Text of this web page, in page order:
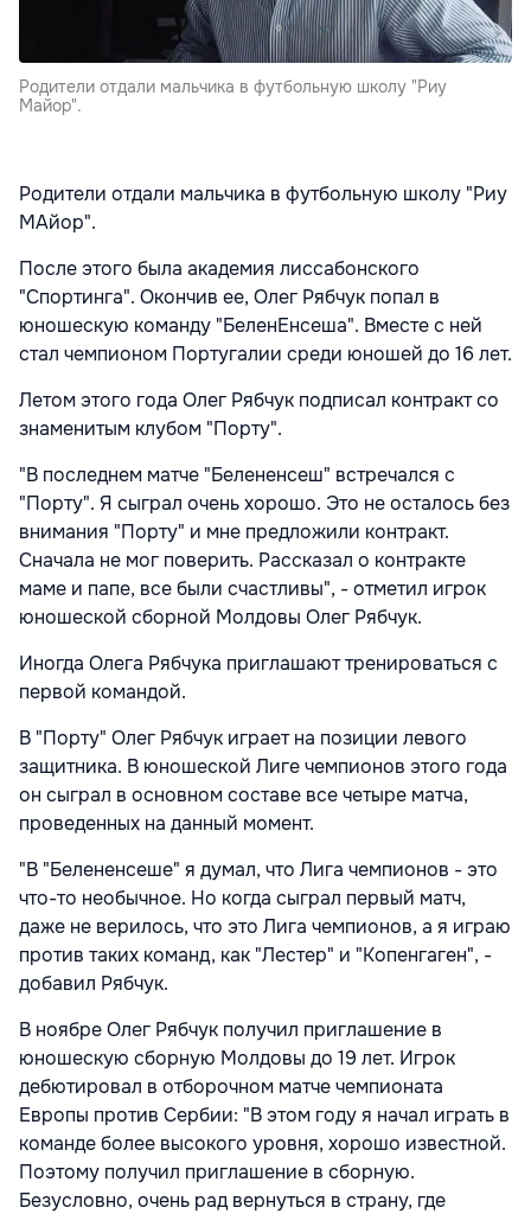
Родители отдали мальчика в футбольную школу "Риу
Майор".
Родители отдали мальчика в футбольную школу "Риу
МАйор".
После этого была академия лиссабонского
"Спортинга". Окончив ее, Олег Рябчук попал в
юношескую команду "БеленЕнсеша". Вместе с ней
стал чемпионом Португалии среди юношей до 16 лет.
Летом этого года Олег Рябчук подписал контракт со
знаменитым клубом "Порту".
"В последнем матче "Белененсеш" встречался с
"Порту". Я сыграл очень хорошо. Это не осталось без
внимания "Порту" и мне предложили контракт.
Сначала не мог поверить. Рассказал о контракте
маме и папе, все были счастливы", - отметил игрок
юношеской сборной Молдовы Олег Рябчук.
Иногда Олега Рябчука приглашают тренироваться с
первой командой.
В "Порту" Олег Рябчук играет на позиции левого
защитника. В юношеской Лиге чемпионов этого года
он сыграл в основном составе все четыре матча,
проведенных на данный момент.
"В "Белененсеше" я думал, что Лига чемпионов - это
что-то необычное. Но когда сыграл первый матч,
даже не верилось, что это Лига чемпионов, а я играю
против таких команд, как "Лестер" и "Копенгаген", -
добавил Рябчук.
В ноябре Олег Рябчук получил приглашение в
юношескую сборную Молдовы до 19 лет. Игрок
дебютировал в отборочном матче чемпионата
Европы против Сербии: "В этом году я начал играть в
команде более высокого уровня, хорошо известной.
Поэтому получил приглашение в сборную.
Безусловно, очень рад вернуться в страну, где